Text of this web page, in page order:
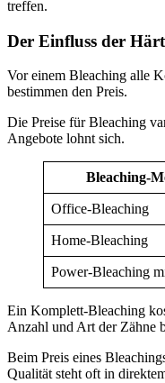
treffen.
Der Einfluss der
Vor einem Bleaching alle
bestimmen den Preis.
Die Preise für Bleaching
Angebote lohnt sich.
Bleaching-
Office-Bleaching
Home-Bleaching
Power-Bleaching
Ein Komplett-Bleaching
Anzahl und Art der Zähne
Beim Preis eines
Qualität steht oft in